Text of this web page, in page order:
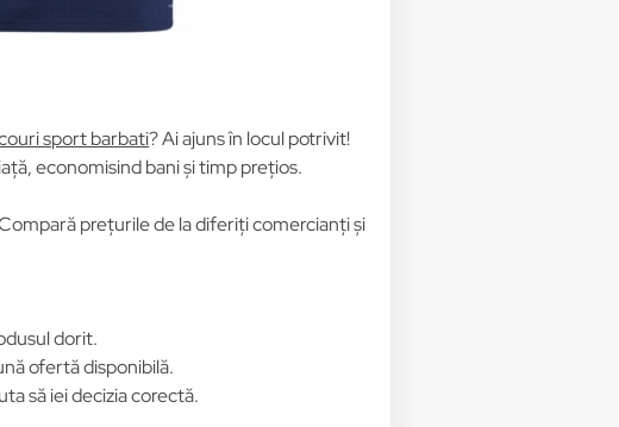
sport barbati? Ai ajuns în locul potrivit!
economisind bani și timp prețios.
prețurile de la diferiți comercianți și
dorit.
ofertă disponibilă.
să iei decizia corectă.